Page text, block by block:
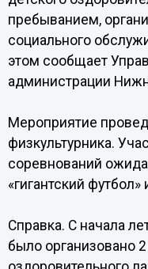
пребыванием,
социального
этом сообщает
администрации
Мероприятие
физкультурника.
соревнований
«гигантский
Справка. С начала
было организовано